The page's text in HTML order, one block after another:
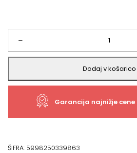
–
Svetilo
3986,
Lamar
Dodaj v košarico
Garancija najnižje cene
ŠIFRA: 5998250339863